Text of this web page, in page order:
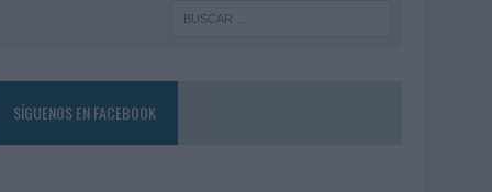
SÍGUENOS EN FACEBOOK